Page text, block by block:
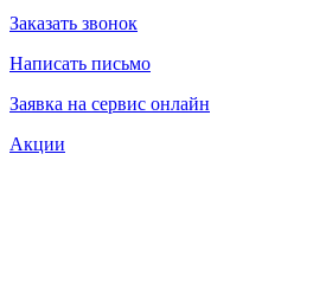
Заказать звонок
Написать письмо
Заявка на сервис онлайн
Акции